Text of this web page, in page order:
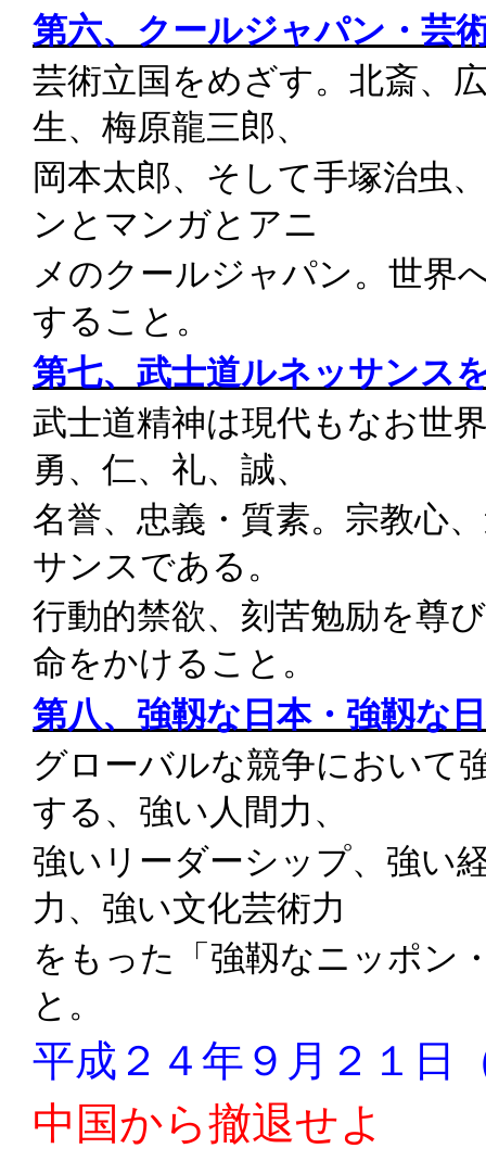
第六、クールジャパン・芸
芸術立国をめざす。北斎、
生、梅原龍三郎、
岡本太郎、そして手塚治虫
ンとマンガとアニ
メのクールジャパン。世界
すること。
第七、武士道ルネッサンス
武士道精神は現代もなお世
勇、仁、礼、誠、
名誉、忠義・質素。宗教心
サンスである。
行動的禁欲、刻苦勉励を尊
命をかけること。
第八、強靱な日本・強靱な
グローバルな競争において
する、強い人間力、
強いリーダーシップ、強い
力、強い文化芸術力
をもった「強靱なニッポン
と。
平成２４年９月２１日
中国から撤退せよ